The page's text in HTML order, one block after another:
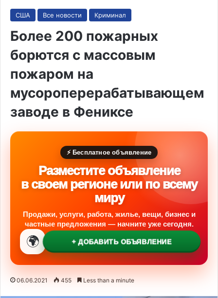
США Все новости Криминал
Более 200 пожарных
борются с массовым
пожаром на
мусороперерабатывающем
заводе в Фениксе
⚡ Бесплатное объявление
Разместите объявление
в своем регионе или по всему
миру
Продажи, услуги, работа, жилье, вещи, бизнес и
частные предложения — начните уже сегодня.
🌍 + ДОБАВИТЬ ОБЪЯВЛЕНИЕ
06.06.2021 455 Less than a minute